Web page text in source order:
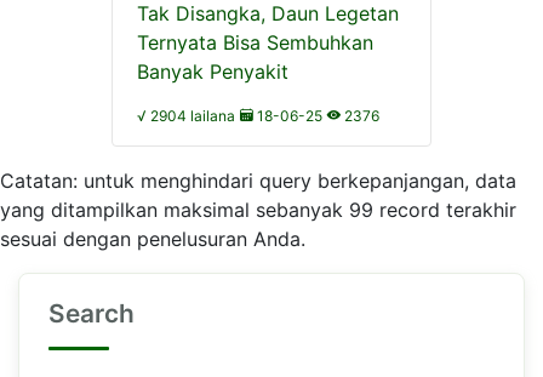
Tak Disangka, Daun Legetan
Ternyata Bisa Sembuhkan
Banyak Penyakit
√ 2904 lailana 18-06-25 2376
Catatan: untuk menghindari query berkepanjangan, data
yang ditampilkan maksimal sebanyak 99 record terakhir
sesuai dengan penelusuran Anda.
Search